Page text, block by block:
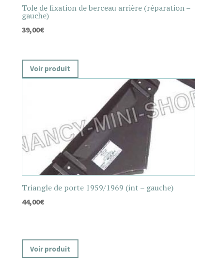
Tole de fixation de berceau arrière (réparation –
gauche)
39,00€
Voir produit
Triangle de porte 1959/1969 (int – gauche)
44,00€
Voir produit